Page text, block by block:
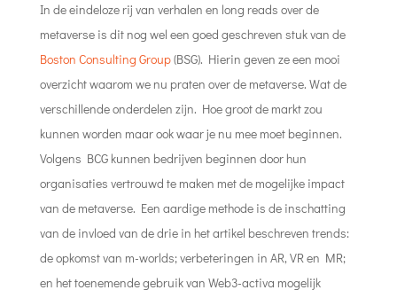
In de eindeloze rij van verhalen en long reads over de
metaverse is dit nog wel een goed geschreven stuk van de
Boston Consulting Group(BSG). Hierin geven ze een mooi
overzicht waarom we nu praten over de metaverse. Wat de
verschillende onderdelen zijn. Hoe groot de markt zou
kunnen worden maar ook waar je nu mee moet beginnen.
Volgens BCG kunnen bedrijven beginnen door hun
organisaties vertrouwd te maken met de mogelijke impact
van de metaverse. Een aardige methode is de inschatting
van de invloed van de drie in het artikel beschreven trends:
de opkomst van m-worlds; verbeteringen in AR, VR en MR;
en het toenemende gebruik van Web3-activa mogelijk